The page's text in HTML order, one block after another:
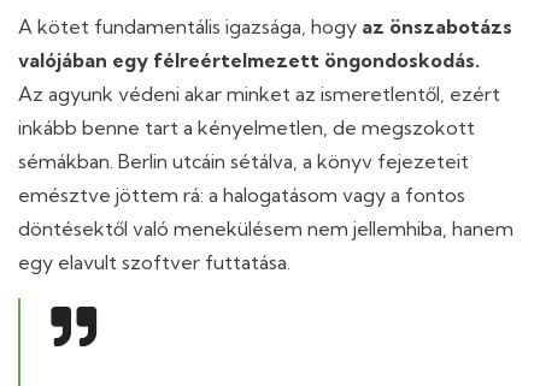
A kötet fundamentális igazsága, hogy az önszabotázs
valójában egy félreértelmezett öngondoskodás.
Az agyunk védeni akar minket az ismeretlentől, ezért
inkább benne tart a kényelmetlen, de megszokott
sémákban. Berlin utcáin sétálva, a könyv fejezeteit
emésztve jöttem rá: a halogatásom vagy a fontos
döntésektől való menekülésem nem jellemhiba, hanem
egy elavult szoftver futtatása.